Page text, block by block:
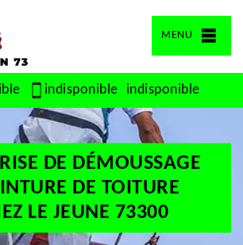
MENU
indisponible indisponible
DE DÉMOUSSAGE
DE TOITURE
LE JEUNE 73300